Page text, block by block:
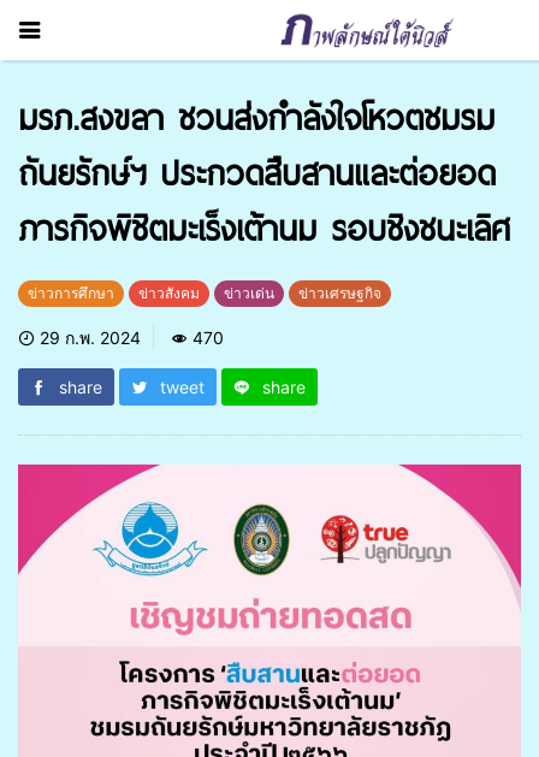
มรภ.สงขลา ชวนส่งกำลังใจโหวตชมรม
ถันยรักษ์ฯ ประกวดสืบสานและต่อยอด
ภารกิจพิชิตมะเร็งเต้านม รอบชิงชนะเลิศ
ข่าวการศึกษา ข่าวสังคม ข่าวเด่น ข่าวเศรษฐกิจ
29 ก.พ. 2024 470
share tweet share